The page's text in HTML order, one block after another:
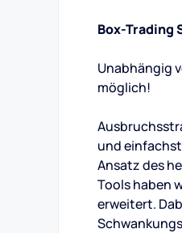
Box-Trading
Unabhängig
möglich!
und
Ansatz des
Tools haben
erweitert.